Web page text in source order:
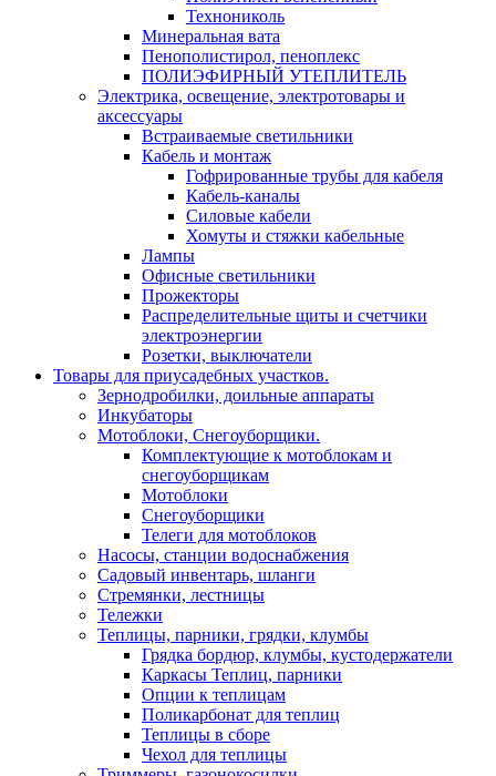
Технониколь
Минеральная вата
Пенополистирол, пеноплекс
ПОЛИЭФИРНЫЙ УТЕПЛИТЕЛЬ
Электрика, освещение, электротовары и
аксессуары
Встраиваемые светильники
Кабель и монтаж
Гофрированные трубы для кабеля
Кабель-каналы
Силовые кабели
Хомуты и стяжки кабельные
Лампы
Офисные светильники
Прожекторы
Распределительные щиты и счетчики
электроэнергии
Розетки, выключатели
Товары для приусадебных участков.
Зернодробилки, доильные аппараты
Инкубаторы
Мотоблоки, Снегоуборщики.
Комплектующие к мотоблокам и
снегоуборщикам
Мотоблоки
Снегоуборщики
Телеги для мотоблоков
Насосы, станции водоснабжения
Садовый инвентарь, шланги
Стремянки, лестницы
Тележки
Теплицы, парники, грядки, клумбы
Грядка бордюр, клумбы, кустодержатели
Каркасы Теплиц, парники
Опции к теплицам
Поликарбонат для теплиц
Теплицы в сборе
Чехол для теплицы